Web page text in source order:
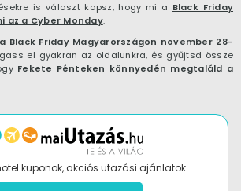
is választ kapsz, hogy mi a Black Friday
az a Cyber Monday.
Black Friday Magyarországon november 28-
el gyakran az oldalunkra, és gyűjtsd össze
Fekete Pénteken könnyedén megtaláld a
kuponok, akciós utazási ajánlatok